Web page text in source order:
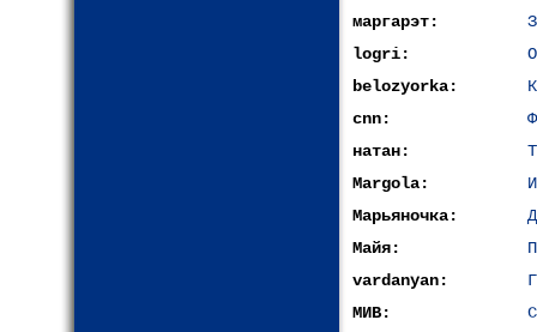
маргарэт:
logri:
belozyorka:
cnn:
натан:
Margola:
Марьяночка:
Майя:
vardanyan:
МИВ: